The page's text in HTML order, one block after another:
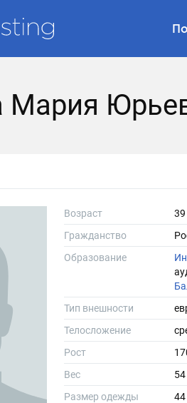
Возраст
39
Гражданство
Образование
Тип внешности
Телосложение
Рост
Вес
54
Размер одежды
44